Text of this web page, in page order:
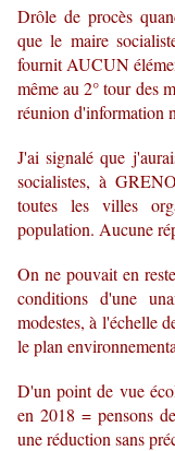
Drôle de procès
que le maire
fournit AUCUN
même au 2° tour des
réunion d'information
J'ai signalé que
socialistes, à
toutes les villes
population. Aucune
On ne pouvait en
conditions d'une
modestes, à l'échelle
le plan
D'un point de vue
en 2018 = pensons
une réduction sans